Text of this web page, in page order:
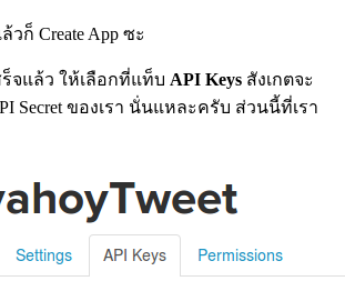
วก็ Create App ซะ
ร็จแล้ว ให้เลือกที่แท็บ API Keys สังเกตจะ
Secret ของเรา นั่นแหละครับ ส่วนนี้ที่เรา